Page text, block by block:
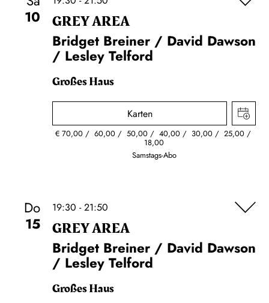
10
GREY AREA
Bridget Breiner / David Dawson
/ Lesley Telford
Großes Haus
Karten
€ 70,00 60,00 50,00 40,00 30,00 25,00
18,00
Samstags-Abo
Do
15
19:30 - 21:50
GREY AREA
Bridget Breiner / David Dawson
/ Lesley Telford
Großes Haus